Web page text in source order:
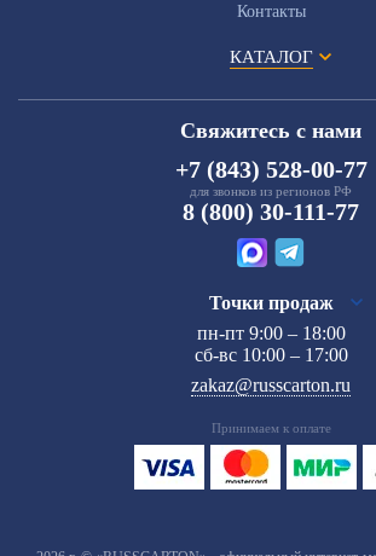
Контакты
КАТАЛОГ
Свяжитесь с нами
+7 (843) 528-00-77
для звонков из регионов РФ
8 (800) 30-111-77
Точки продаж
пн-пт 9:00 – 18:00
сб-вс 10:00 – 17:00
zakaz@russcarton.ru
Принимаем к оплате